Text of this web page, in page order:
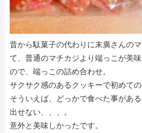
昔から駄菓子の代わりに末廣さんの
て、普通のマチカジより端っこが美
ので、端っこの詰め合わせ。
サクサク感のあるクッキーで初めての
そういえば、どっかで食べた事があ
出せない、、、。
意外と美味しかったです。